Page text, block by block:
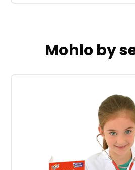
Mohlo by